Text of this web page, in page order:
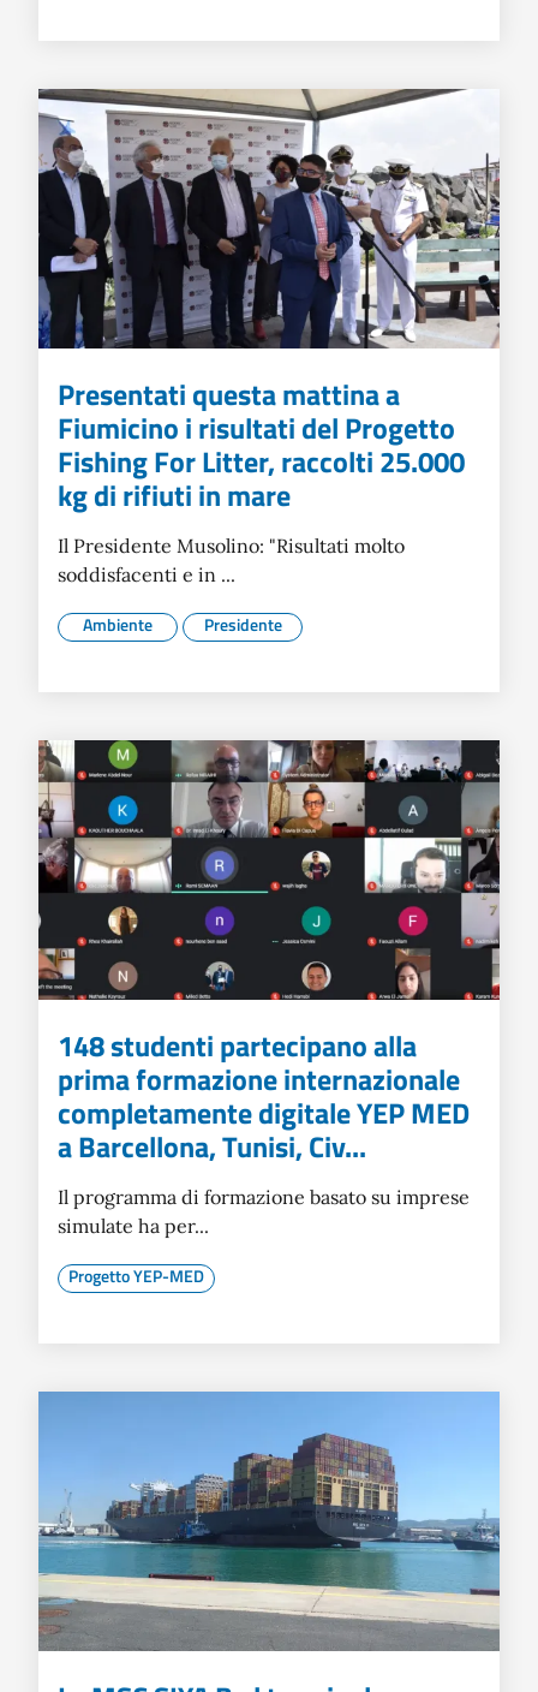
Presentati questa mattina a
Fiumicino i risultati del Progetto
Fishing For Litter, raccolti 25.000
kg di rifiuti in mare
Il Presidente Musolino: "Risultati molto
soddisfacenti e in ...
Ambiente Presidente
148 studenti partecipano alla
prima formazione internazionale
completamente digitale YEP MED
a Barcellona, ​​Tunisi, Civ...
Il programma di formazione basato su imprese
simulate ha per...
Progetto YEP-MED